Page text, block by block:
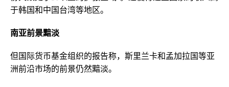
于韩国和中国台湾等地区。
南亚前景黯淡
但国际货币基金组织的报告称，斯里兰卡和孟加拉国等亚
洲前沿市场的前景仍然黯淡。